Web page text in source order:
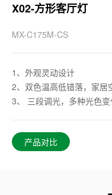
X02-方形客厅灯
MX-C175M-CS
1、外观灵动设计
2、双色温高低错落，家居
3、 三段调光，多种光色
产品对比